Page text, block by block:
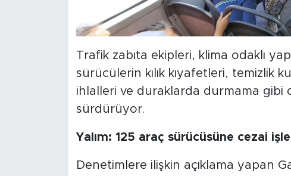
Trafik zabıta ekipleri, klima odaklı
sürücülerin kılık kıyafetleri, temizlik
ihlalleri ve duraklarda durmama
sürdürüyor.
Yalım: 125 araç sürücüsüne cezai
Denetimlere ilişkin açıklama yapan